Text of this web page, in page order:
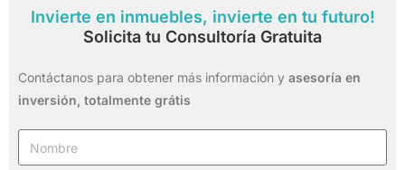
Invierte en inmuebles, invierte en tu futuro!
Solicita tu Consultoría Gratuita
Contáctanos para obtener más información y asesoría en
inversión, totalmente grátis